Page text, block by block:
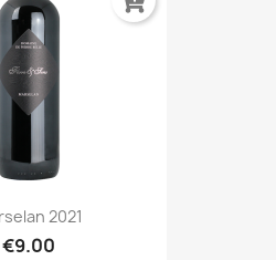
2021
€9.00